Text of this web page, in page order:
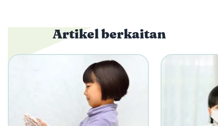
Artikel berkaitan